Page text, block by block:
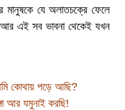
মানুষকে যে অলাতচক্রে ফেলে
আর এই সব ভাবনা থেকেই যখন
কোথায় পড়ে আছি?
আর যমুনাই করছি!